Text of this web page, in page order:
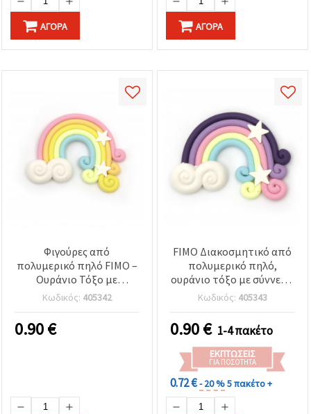
ΑΓΟΡΆ ΑΓΟΡΆ
Φιγούρες από
πολυμερικό πηλό FIMO –
Ουράνιο Τόξο με
σύννεφα και λευκά
αστέρια, παστέλ
χρώματα (ροζ, κίτρινο,
μπλε, πράσινο), 37x47x3
Κωδικός: 405342
0.90€
FIMO Διακοσμητικό από
πολυμερικό πηλό,
ουράνιο τόξο με σύννεφα
και αστέρια, παστέλ
χρώματα, 37x47x3 mm,
σετ 2 τεμ.
Κωδικός: 405343
0.90€ 1-4 πακέτο
ΕΚΠΤΏΣΕΙΣ
ΓΙΑ ΠΟΣΌΤΗΤΑ
0.72 €- 20 %5 πακέτο +